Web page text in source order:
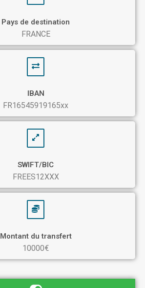
Pays de destination
FRANCE
IBAN
FR16545919165xx
SWIFT/BIC
FREES12XXX
Montant du transfert
10000€